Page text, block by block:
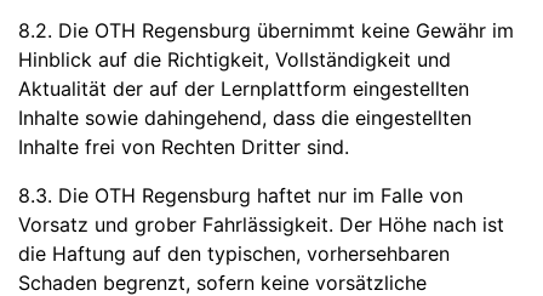
8.2. Die OTH Regensburg übernimmt keine Gewähr im
Hinblick auf die Richtigkeit, Vollständigkeit und
Aktualität der auf der Lernplattform eingestellten
Inhalte sowie dahingehend, dass die eingestellten
Inhalte frei von Rechten Dritter sind.
8.3. Die OTH Regensburg haftet nur im Falle von
Vorsatz und grober Fahrlässigkeit. Der Höhe nach ist
die Haftung auf den typischen, vorhersehbaren
Schaden begrenzt, sofern keine vorsätzliche